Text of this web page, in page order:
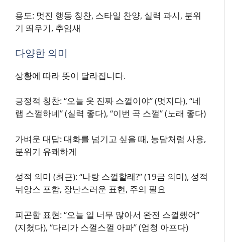
용도: 멋진 행동 칭찬, 스타일 찬양, 실력 과시, 분위
기 띄우기, 추임새
다양한 의미
상황에 따라 뜻이 달라집니다.
긍정적 칭찬: “오늘 옷 진짜 스껄이야” (멋지다), “네
랩 스껄하네” (실력 좋다), “이번 곡 스껄” (노래 좋다)
가벼운 대답: 대화를 넘기고 싶을 때, 농담처럼 사용,
분위기 유쾌하게
성적 의미 (최근): “나랑 스껄할래?” (19금 의미), 성적
뉘앙스 포함, 장난스러운 표현, 주의 필요
피곤함 표현: “오늘 일 너무 많아서 완전 스껄했어”
(지쳤다), “다리가 스껄스껄 아파” (엄청 아프다)